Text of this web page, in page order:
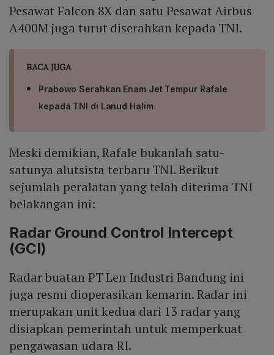
Pesawat Falcon 8X dan satu Pesawat Airbus
A400M juga turut diserahkan kepada TNI.
BACA JUGA
Prabowo Serahkan Enam Jet Tempur Rafale
kepada TNI di Lanud Halim
Meski demikian, Rafale bukanlah satu-
satunya alutsista terbaru TNI. Berikut
sejumlah peralatan yang telah diterima TNI
belakangan ini:
Radar Ground Control Intercept
(GCI)
Radar buatan PT Len Industri Bandung ini
juga resmi dioperasikan kemarin. Radar ini
merupakan unit kedua dari 13 radar yang
disiapkan pemerintah untuk memperkuat
pengawasan udara RI.